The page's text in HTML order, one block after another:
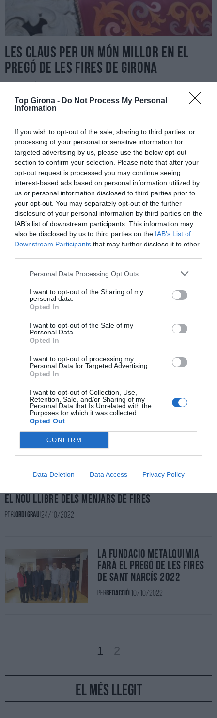
Top Girona - Do Not Process My Personal
Information
If you wish to opt-out of the sale, sharing to third parties, or
processing of your personal or sensitive information for
targeted advertising by us, please use the below opt-out
section to confirm your selection. Please note that after your
opt-out request is processed you may continue seeing
interest-based ads based on personal information utilized by
us or personal information disclosed to third parties prior to
your opt-out. You may separately opt-out of the further
disclosure of your personal information by third parties on the
IAB’s list of downstream participants. This information may
also be disclosed by us to third parties on the IAB’s List of
Downstream Participants that may further disclose it to other
Personal Data Processing Opt Outs
I want to opt-out of the Sharing of my
personal data.
Opted In
I want to opt-out of the Sale of my
Personal Data.
Opted In
I want to opt-out of processing my
Personal Data for Targeted Advertising.
Opted In
I want to opt-out of Collection, Use,
Retention, Sale, and/or Sharing of my
Personal Data that Is Unrelated with the
Purposes for which it was collected.
Opted Out
CONFIRM
Data Deletion Data Access Privacy Policy
Les claus per un món millor en el
pregó de les Fires de Girona
La Fundació Metalquimia realça la cultura, l’educació i la
‘creativació’ com a llavors per tenir un món millor en el pregó de les
Fires
L’ocupació serà, gairebé, del 100% en tots els establiments, amb
les reserves que van començar fa setmanes.
La Fira de Mostres de
edició encaminant-se a
xifres prepandèmia
El nou llibre dels menjars de Fires
PerJordi Grau 24/10/2022
La Fundació Metalquimia
farà el pregó de les Fires
de Sant Narcís 2022
PerRedacció 10/10/2022
1 2
El més llegit